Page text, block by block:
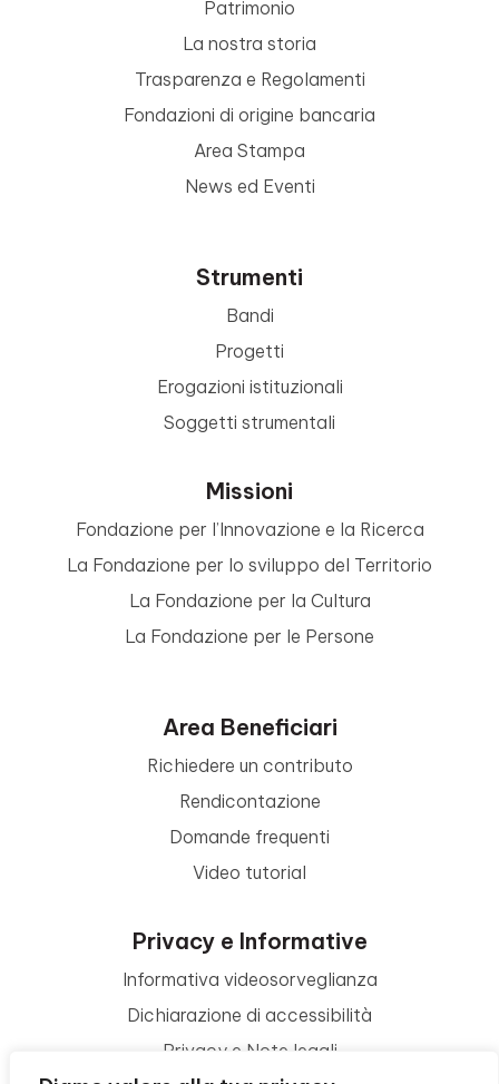
Patrimonio
La nostra storia
Trasparenza e Regolamenti
Fondazioni di origine bancaria
Area Stampa
News ed Eventi
Strumenti
Bandi
Progetti
Erogazioni istituzionali
Soggetti strumentali
Missioni
Fondazione per l’Innovazione e la Ricerca
La Fondazione per lo sviluppo del Territorio
La Fondazione per la Cultura
La Fondazione per le Persone
Area Beneficiari
Richiedere un contributo
Rendicontazione
Domande frequenti
Video tutorial
Privacy e Informative
Informativa videosorveglianza
Dichiarazione di accessibilità
Privacy e Note legali